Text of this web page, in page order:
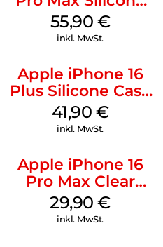
Case MagSafe
Stone Gray
55,90 €
inkl. MwSt.
Apple iPhone 16
Plus Silicone Case
MagSafe Stone
Gray
41,90 €
inkl. MwSt.
Apple iPhone 16
Pro Max Clear
Case MagSafe
Transparent
29,90€
inkl. MwSt.